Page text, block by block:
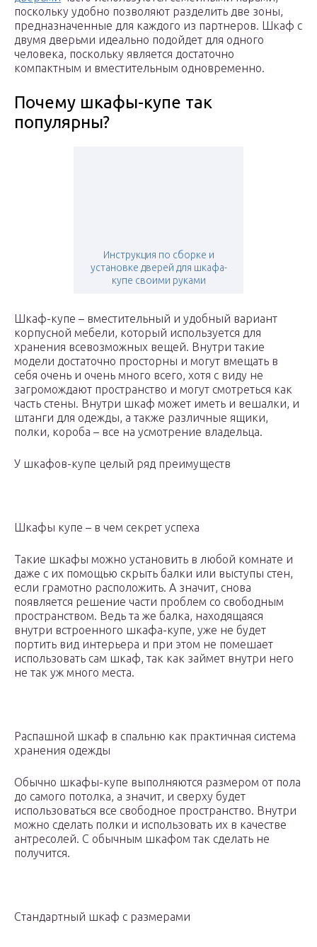
поскольку удобно позволяют разделить две зоны,
предназначенные для каждого из партнеров. Шкаф с
двумя дверьми идеально подойдет для одного
человека, поскольку является достаточно
компактным и вместительным одновременно.
Почему шкафы-купе так
популярны?
Инструкция по сборке и
установке дверей для шкафа-
купе своими руками
Шкаф-купе – вместительный и удобный вариант
корпусной мебели, который используется для
хранения всевозможных вещей. Внутри такие
модели достаточно просторны и могут вмещать в
себя очень и очень много всего, хотя с виду не
загромождают пространство и могут смотреться как
часть стены. Внутри шкаф может иметь и вешалки, и
штанги для одежды, а также различные ящики,
полки, короба – все на усмотрение владельца.
У шкафов-купе целый ряд преимуществ
Шкафы купе – в чем секрет успеха
Такие шкафы можно установить в любой комнате и
даже с их помощью скрыть балки или выступы стен,
если грамотно расположить. А значит, снова
появляется решение части проблем со свободным
пространством. Ведь та же балка, находящаяся
внутри встроенного шкафа-купе, уже не будет
портить вид интерьера и при этом не помешает
использовать сам шкаф, так как займет внутри него
не так уж много места.
Распашной шкаф в спальню как практичная система
хранения одежды
Обычно шкафы-купе выполняются размером от пола
до самого потолка, а значит, и сверху будет
использоваться все свободное пространство. Внутри
можно сделать полки и использовать их в качестве
антресолей. С обычным шкафом так сделать не
получится.
Стандартный шкаф с размерами